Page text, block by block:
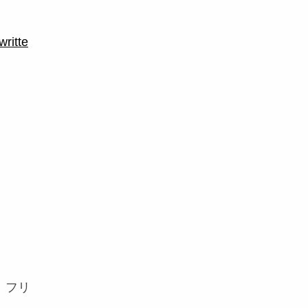
フリ